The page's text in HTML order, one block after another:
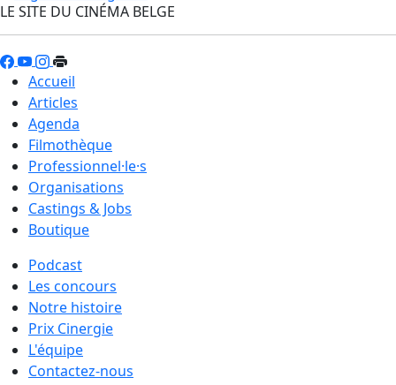
LE SITE DU CINÉMA BELGE
Accueil
Articles
Agenda
Filmothèque
Professionnel·le·s
Organisations
Castings & Jobs
Boutique
Podcast
Les concours
Notre histoire
Prix Cinergie
L'équipe
Contactez-nous